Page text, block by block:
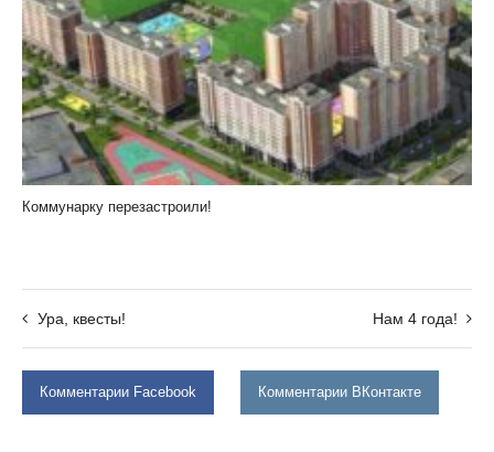
Коммунарку перезастроили!
Ура, квесты! Нам 4 года!
Комментарии Facebook Комментарии ВКонтакте